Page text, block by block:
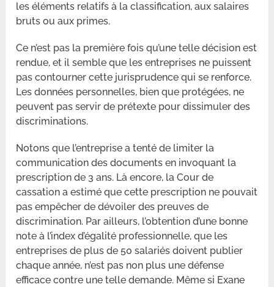
les éléments relatifs à la classification, aux salaires
bruts ou aux primes.
Ce n’est pas la première fois qu’une telle décision est
rendue, et il semble que les entreprises ne puissent
pas contourner cette jurisprudence qui se renforce.
Les données personnelles, bien que protégées, ne
peuvent pas servir de prétexte pour dissimuler des
discriminations.
Notons que l’entreprise a tenté de limiter la
communication des documents en invoquant la
prescription de 3 ans. Là encore, la Cour de
cassation a estimé que cette prescription ne pouvait
pas empêcher de dévoiler des preuves de
discrimination. Par ailleurs, l’obtention d’une bonne
note à l’index d’égalité professionnelle, que les
entreprises de plus de 50 salariés doivent publier
chaque année, n’est pas non plus une défense
efficace contre une telle demande. Même si Exane